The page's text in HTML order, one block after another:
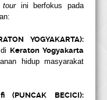
tourini berfokus pada
YOGYAKARTA):
Keraton Yogyakarta
hidup masyarakat
BECICI):